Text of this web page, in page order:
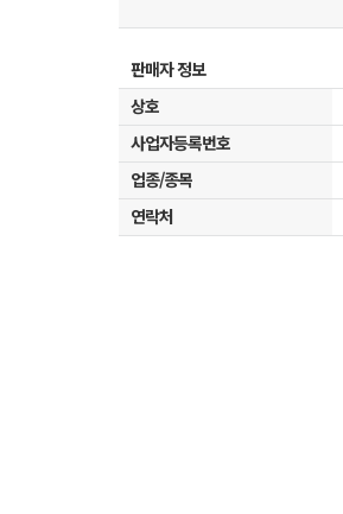
판매자 정보
상호
사업자등록번호
업종/종목
연락처